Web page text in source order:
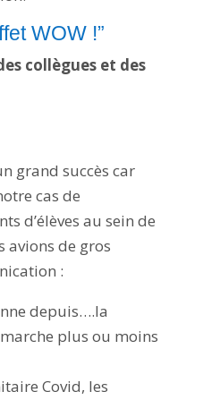
WOW !”
collègues et des
grand succès car
cas de
d’élèves au sein de
avions de gros
:
depuis….la
plus ou moins
Covid, les